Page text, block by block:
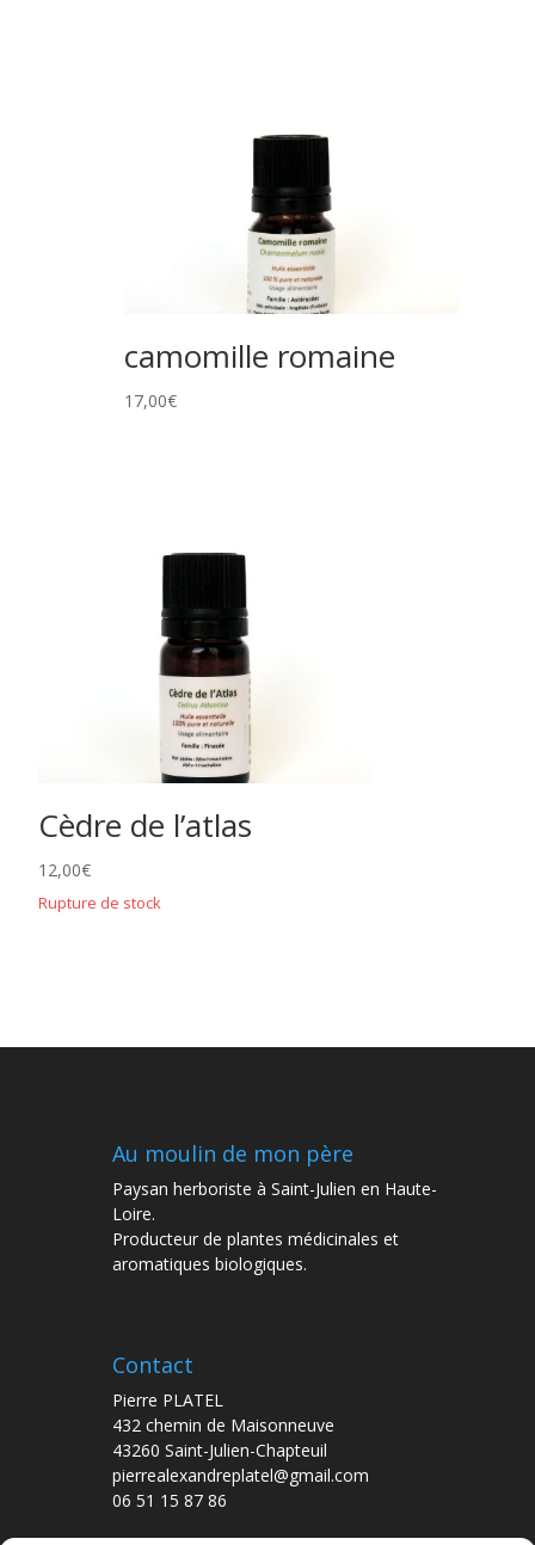
camomille romaine
17,00€
Cèdre de l’atlas
12,00€
Rupture de stock
Au moulin de mon père
Paysan herboriste à Saint-Julien en Haute-
Loire.
Producteur de plantes médicinales et
aromatiques biologiques.
Contact
Pierre PLATEL
432 chemin de Maisonneuve
43260 Saint-Julien-Chapteuil
pierrealexandreplatel@gmail.com
06 51 15 87 86